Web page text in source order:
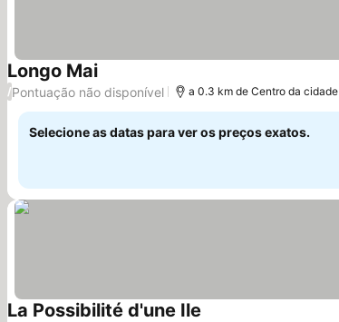
Longo MaiVer preços
/Pontuação não disponível a 0.3 km de Centro da cidade
Selecione as datas para ver os preços exatos.
La Possibilité d'une Ile